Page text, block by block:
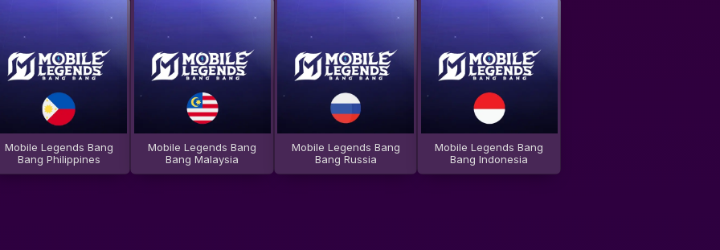
Mobile Legends Bang
Bang Philippines
Mobile Legends Bang
Bang Malaysia
Mobile Legends Bang
Bang Russia
Mobile Legends Bang
Bang Indonesia